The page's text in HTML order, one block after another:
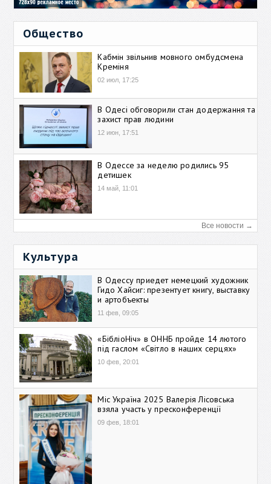
Общество
Кабмін звільнив мовного омбудсмена
Креміня
02 июл, 17:25
В Одесі обговорили стан додержання та
захист прав людини
12 июн, 17:51
В Одессе за неделю родились 95
детишек
14 май, 11:01
Все новости →
Культура
В Одессу приедет немецкий художник
Гидо Хайсиг: презентует книгу, выставку
и артобъекты
11 фев, 09:05
«БібліоНіч» в ОННБ пройде 14 лютого
під гаслом «Світло в наших серцях»
10 фев, 20:01
Міс Україна 2025 Валерія Лісовська
взяла участь у пресконференції
09 фев, 18:01